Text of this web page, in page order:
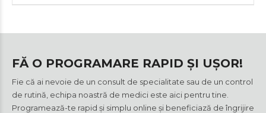
FĂ O PROGRAMARE RAPID ȘI UȘOR!
Fie că ai nevoie de un consult de specialitate sau de un control
de rutină, echipa noastră de medici este aici pentru tine.
Programează-te rapid și simplu online și beneficiază de îngrijire